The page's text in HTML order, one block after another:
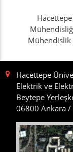
Mühendislik
Hacettepe
Elektrik ve
Beytepe
06800 Ankara /